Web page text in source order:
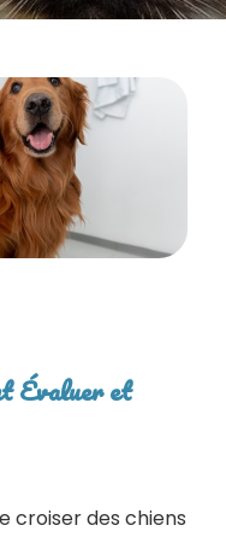
Évaluer et
croiser des chiens